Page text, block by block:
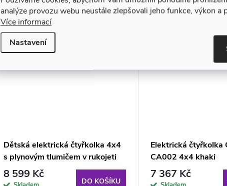
analýze provozu webu neustále zlepšovali jeho funkce, výkon a
Více informací
Nastavení
Dětská elektrická čtyřkolka 4x4
s plynovým tlumičem v rukojeti
modrá
8 599 Kč
DO KOŠÍKU
Elektrická čtyřkolka
CA002 4x4 khaki
7 367 Kč